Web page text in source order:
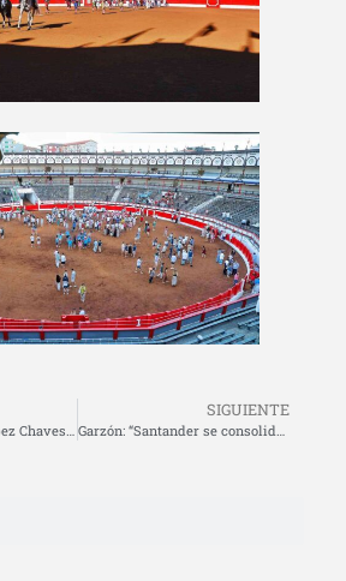
Tarde triunfal de López Chaves en su despedida de Santander
SIGUIENTE
Garzón: “Santander se consolida como la gran Feria del Norte”